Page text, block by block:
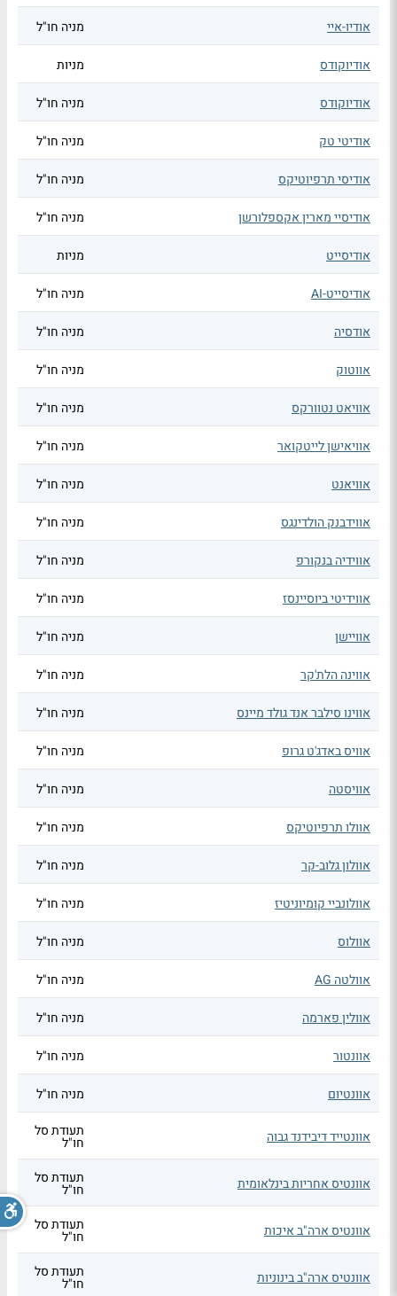
אודיו-איי מניה חו"ל
אודיוקודס מניות
אודיוקודס מניה חו"ל
אודיטי טק מניה חו"ל
אודיסי תרפיוטיקס מניה חו"ל
אודיסיי מארין אקספלורשן מניה חו"ל
אודיסייט מניות
אודיסייט-AI מניה חו"ל
אודסיה מניה חו"ל
אווטוק מניה חו"ל
אוויאט נטוורקס מניה חו"ל
אוויאישן לייטקואר מניה חו"ל
אוויאנט מניה חו"ל
אווידבנק הולדינגס מניה חו"ל
אווידיה בנקורפ מניה חו"ל
אווידיטי ביוסיינסז מניה חו"ל
אוויישן מניה חו"ל
אווינה הלת'קר מניה חו"ל
אווינו סילבר אנד גולד מיינס מניה חו"ל
אוויס באדג'ט גרופ מניה חו"ל
אוויסטה מניה חו"ל
אוולו תרפיוטיקס מניה חו"ל
אוולון גלוב-קר מניה חו"ל
אוולונביי קומיוניטיז מניה חו"ל
אוולוס מניה חו"ל
אוולטה AG מניה חו"ל
אוולין פארמה מניה חו"ל
אוונטור מניה חו"ל
אוונטיום מניה חו"ל
אוונטייד דיבידנד גבוה תעודת סל
חו"ל
אוונטיס אחריות בינלאומית תעודת סל
חו"ל
אוונטיס ארה"ב איכות תעודת סל
חו"ל
אוונטיס ארה"ב בינוניות תעודת סל
חו"ל